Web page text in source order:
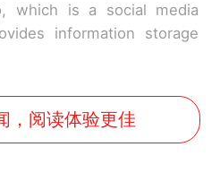
which is a social media
information storage
，阅读体验更佳